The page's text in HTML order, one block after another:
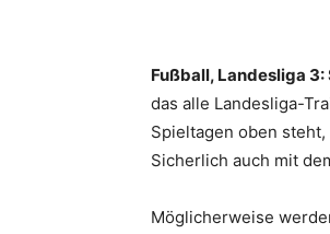
Fußball, Landesliga 3:
das alle Landesliga-
Spieltagen oben
Sicherlich auch mit
Möglicherweise